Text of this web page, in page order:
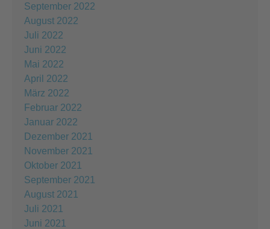
September 2022
August 2022
Juli 2022
Juni 2022
Mai 2022
April 2022
März 2022
Februar 2022
Januar 2022
Dezember 2021
November 2021
Oktober 2021
September 2021
August 2021
Juli 2021
Juni 2021